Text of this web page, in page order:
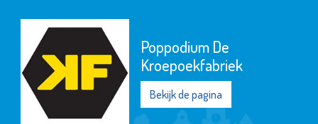
Poppodium De
Kroepoekfabriek
Bekijk de pagina